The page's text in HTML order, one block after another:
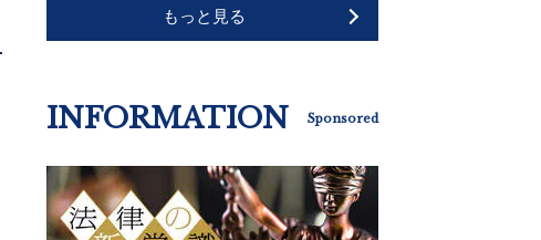
もっと見る
INFORMATION Sponsored